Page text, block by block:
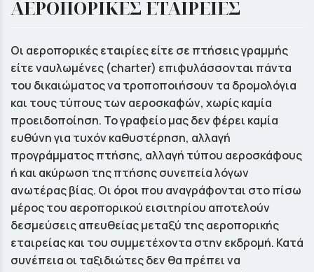
ΑΕΡΟΠΟΡΙΚΕΣ ΕΤΑΙΡΕΙΕΣ
Οι αεροπορικές εταιρίες είτε σε πτήσεις γραμμής
είτε ναυλωμένες (charter) επιφυλάσσονται πάντα
του δικαιώματος να τροποποιήσουν τα δρομολόγια
και τους τύπους των αεροσκαφών, χωρίς καμία
προειδοποίηση. Το γραφείο μας δεν φέρει καμία
ευθύνη για τυχόν καθυστέρηση, αλλαγή
προγράμματος πτήσης, αλλαγή τύπου αεροσκάφους
ή και ακύρωση της πτήσης συνεπεία λόγων
ανωτέρας βίας. Οι όροι που αναγράφονται στο πίσω
μέρος του αεροπορικού εισιτηρίου αποτελούν
δεσμεύσεις απευθείας μεταξύ της αεροπορικής
εταιρείας και του συμμετέχοντα στην εκδρομή. Κατά
συνέπεια οι ταξιδιώτες δεν θα πρέπει να